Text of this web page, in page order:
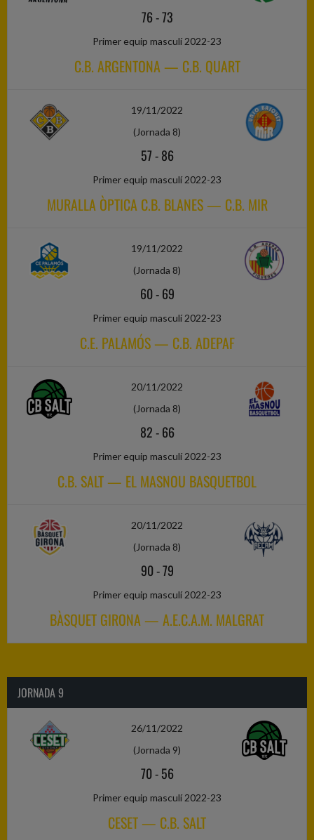
76-73
Primer equip masculí 2022-23
C.B. ARGENTONA — C.B. QUART
19/11/2022
(Jornada 8)
57-86
Primer equip masculí 2022-23
MURALLA ÒPTICA C.B. BLANES — C.B. MIR
19/11/2022
(Jornada 8)
60-69
Primer equip masculí 2022-23
C.E. PALAMÓS — C.B. ADEPAF
20/11/2022
(Jornada 8)
82-66
Primer equip masculí 2022-23
C.B. SALT — EL MASNOU BASQUETBOL
20/11/2022
(Jornada 8)
90-79
Primer equip masculí 2022-23
BÀSQUET GIRONA — A.E.C.A.M. MALGRAT
JORNADA 9
26/11/2022
(Jornada 9)
70-56
Primer equip masculí 2022-23
CESET — C.B. SALT